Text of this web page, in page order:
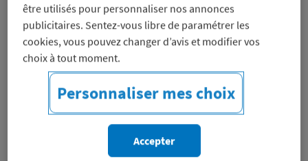
Valorisation et stérilisation des invendus
alimentaires dans le Haut-Doubs
(expérimentation sur 16 à 18 mois)
La Marmite Solidaire
être utilisés pour personnaliser nos annonces
publicitaires. Sentez-vous libre de paramétrer les
cookies, vous pouvez changer d’avis et modifier vos
choix à tout moment.
Personnaliser mes choix
Accepter